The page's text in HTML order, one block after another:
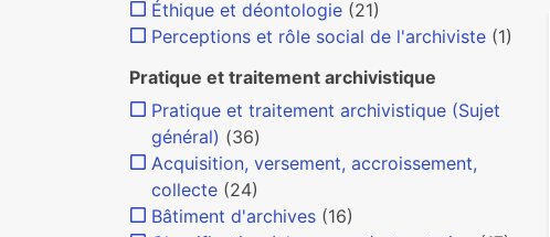
Éthique et déontologie (21)
Perceptions et rôle social de l'archiviste (1)
Pratique et traitement archivistique
Pratique et traitement archivistique (Sujet
général) (36)
Acquisition, versement, accroissement,
collecte (24)
Bâtiment d'archives (16)